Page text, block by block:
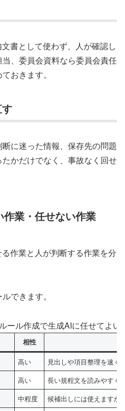
書として使わず、人が確認し
、委員会資料なら委員会責任
おきます。
に迷った情報、保存先の問題
かだけでなく、事故なく回せ
業・任せない作業
作業と人が判断する作業を分
できます。
ール作成で生成AIに任せてよい
相性
高い 見出しや項目整理を速く
高い 長い規程文を読みやすく
中程度 候補出しには使えますが